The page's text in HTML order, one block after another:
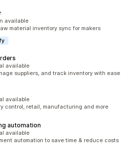
19
available
material inventory sync for makers
46
available
suppliers, and track inventory with ease
48
available
control, retail, manufacturing and more
automation
197
available
automation to save time & reduce costs